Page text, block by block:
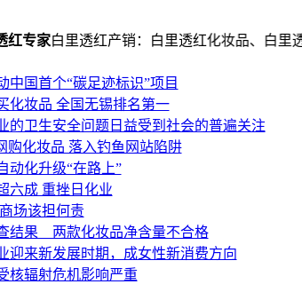
家白里透红产销：白里透红化妆品、白里透
中国首个“碳足迹标识”项目
化妆品 全国无锡排名第一
的卫生安全问题日益受到社会的普遍关注
购化妆品 落入钓鱼网站陷阱
动化升级“在路上”
六成 重挫日化业
场该担何责
结果 两款化妆品净含量不合格
迎来新发展时期，成女性新消费方向
核辐射危机影响严重